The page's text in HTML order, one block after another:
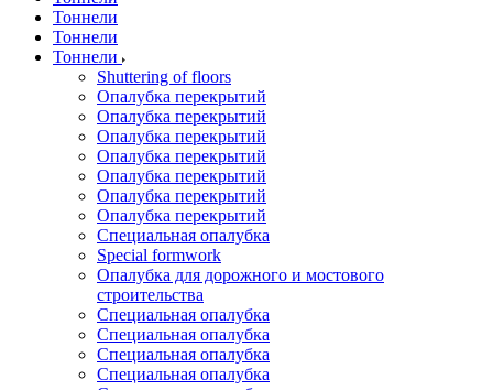
Тоннели
Тоннели
Тоннели
Shuttering of floors
Опалубка перекрытий
Опалубка перекрытий
Опалубка перекрытий
Опалубка перекрытий
Опалубка перекрытий
Опалубка перекрытий
Опалубка перекрытий
Специальная опалубка
Special formwork
Опалубка для дорожного и мостового
строительства
Специальная опалубка
Специальная опалубка
Специальная опалубка
Специальная опалубка